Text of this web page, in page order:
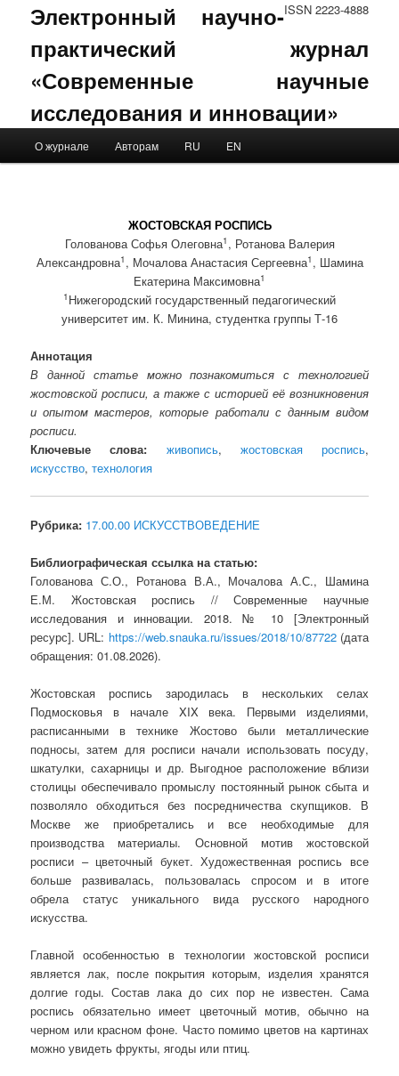
ISSN 2223-4888
Электронный научно-
практический журнал
«Современные научные
исследования и инновации»
Skip to primary content
Skip to secondary content
О журнале Авторам RU EN
ЖОСТОВСКАЯ РОСПИСЬ
Голованова Софья Олеговна1 , Ротанова Валерия
Александровна1 , Мочалова Анастасия Сергеевна1 , Шамина
Екатерина Максимовна1
1 Нижегородский государственный педагогический
университет им. К. Минина, студентка группы Т-16
Аннотация
В данной статье можно познакомиться с технологией
жостовской росписи, а также с историей её возникновения
и опытом мастеров, которые работали с данным видом
росписи.
Ключевые слова:
живопись, жостовская роспись,
искусство,технология
Рубрика: 17.00.00 ИСКУССТВОВЕДЕНИЕ
Библиографическая ссылка на статью:
Голованова С.О., Ротанова В.А., Мочалова А.С., Шамина
Е.М. Жостовская роспись // Современные научные
исследования и инновации. 2018. № 10 [Электронный
ресурс]. URL: https://web.snauka.ru/issues/2018/10/87722(дата
обращения: 01.08.2026).
Жостовская роспись зародилась в нескольких селах
Подмосковья в начале XIX века. Первыми изделиями,
расписанными в технике Жостово были металлические
подносы, затем для росписи начали использовать посуду,
шкатулки, сахарницы и др. Выгодное расположение вблизи
столицы обеспечивало промыслу постоянный рынок сбыта и
позволяло обходиться без посредничества скупщиков. В
Москве же приобретались и все необходимые для
производства материалы. Основной мотив жостовской
росписи – цветочный букет. Художественная роспись все
больше развивалась, пользовалась спросом и в итоге
обрела статус уникального вида русского народного
искусства.
Главной особенностью в технологии жостовской росписи
является лак, после покрытия которым, изделия хранятся
долгие годы. Состав лака до сих пор не известен. Сама
роспись обязательно имеет цветочный мотив, обычно на
черном или красном фоне. Часто помимо цветов на картинах
можно увидеть фрукты, ягоды или птиц.